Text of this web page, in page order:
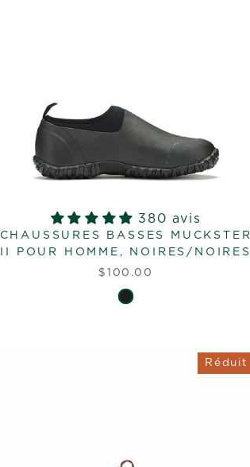
380 avis
CHAUSSURES BASSES MUCKSTER
II POUR HOMME, NOIRES/NOIRES
$100.00
Réduit